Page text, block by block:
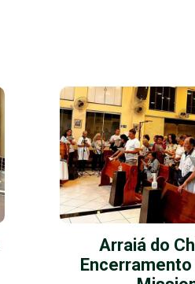
Arraiá do
Encerramento